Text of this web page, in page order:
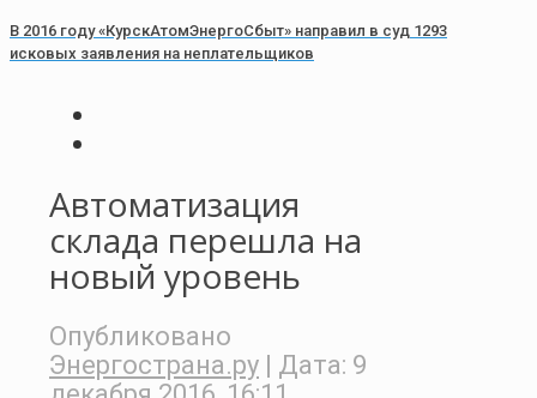
В 2016 году «КурскАтомЭнергоСбыт» направил в суд 1293
исковых заявления на неплательщиков
Автоматизация
склада перешла на
новый уровень
Опубликовано
Энергострана.ру | Дата: 9